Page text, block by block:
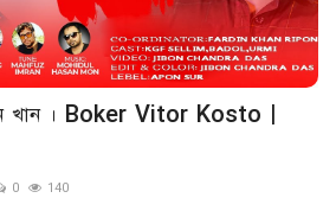
করুন
খান । Boker Vitor Kosto |
0 140